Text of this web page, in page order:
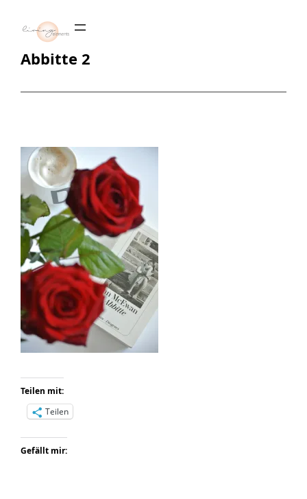
Inhalt
springen
Abbitte 2
Teilen mit:
Teilen
Gefällt mir: